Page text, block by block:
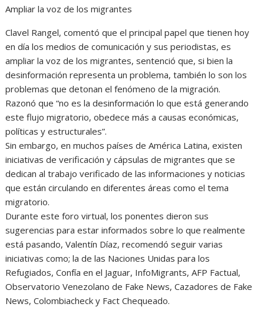
Ampliar la voz de los migrantes
Clavel Rangel, comentó que el principal papel que tienen hoy
en día los medios de comunicación y sus periodistas, es
ampliar la voz de los migrantes, sentenció que, si bien la
desinformación representa un problema, también lo son los
problemas que detonan el fenómeno de la migración.
Razonó que “no es la desinformación lo que está generando
este flujo migratorio, obedece más a causas económicas,
políticas y estructurales”.
Sin embargo, en muchos países de América Latina, existen
iniciativas de verificación y cápsulas de migrantes que se
dedican al trabajo verificado de las informaciones y noticias
que están circulando en diferentes áreas como el tema
migratorio.
Durante este foro virtual, los ponentes dieron sus
sugerencias para estar informados sobre lo que realmente
está pasando, Valentín Díaz, recomendó seguir varias
iniciativas como; la de las Naciones Unidas para los
Refugiados, Confía en el Jaguar, InfoMigrants, AFP Factual,
Observatorio Venezolano de Fake News, Cazadores de Fake
News, Colombiacheck y Fact Chequeado.